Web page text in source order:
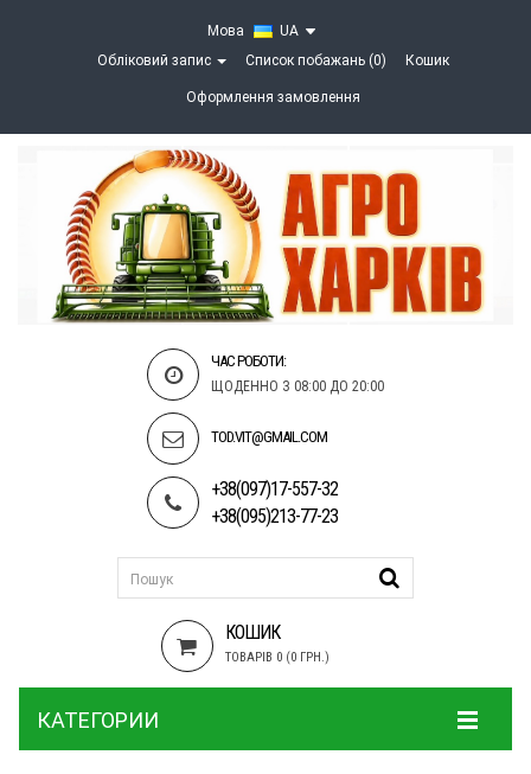
Мова
UA
Обліковий запис
Список побажань (0) Кошик
Оформлення замовлення
ЧАС РОБОТИ:
ЩОДЕННО З 08:00 ДО 20:00
TOD.VIT@GMAIL.COM
+38(097)17-557-32
+38(095)213-77-23
КОШИК
ТОВАРІВ 0 (0 ГРН.)
КАТЕГОРИИ